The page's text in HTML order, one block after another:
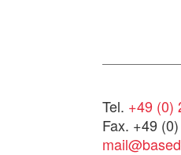
Tel. +49 (0)
Fax. +49